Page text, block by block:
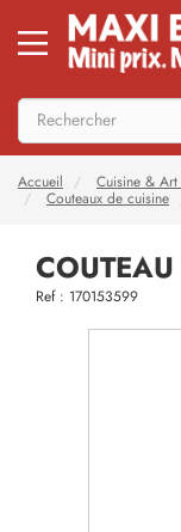
Accueil Cuisine &
Couteaux de cuisine
Ref : 170153599